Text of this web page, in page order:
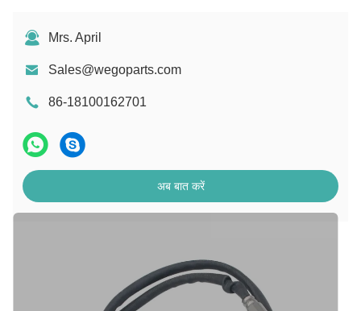
Mrs. April
Sales@wegoparts.com
86-18100162701
अब बात करें